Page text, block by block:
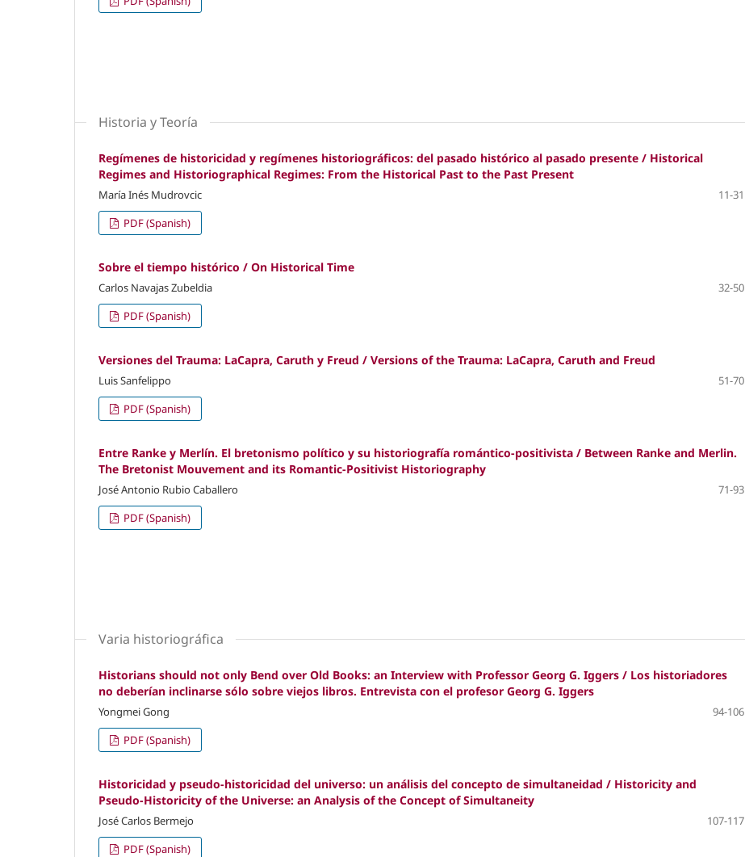
Historia y Teoría
Regímenes de historicidad y regímenes historiográficos: del pasado histórico al pasado presente / Historical
Regimes and Historiographical Regimes: From the Historical Past to the Past Present
María Inés Mudrovcic
11-31
PDF (Spanish)
Sobre el tiempo histórico / On Historical Time
Carlos Navajas Zubeldia
32-50
PDF (Spanish)
Versiones del Trauma: LaCapra, Caruth y Freud / Versions of the Trauma: LaCapra, Caruth and Freud
Luis Sanfelippo
51-70
PDF (Spanish)
Entre Ranke y Merlín. El bretonismo político y su historiografía romántico-positivista / Between Ranke and Merlin.
The Bretonist Mouvement and its Romantic-Positivist Historiography
José Antonio Rubio Caballero
71-93
PDF (Spanish)
Varia historiográfica
Historians should not only Bend over Old Books: an Interview with Professor Georg G. Iggers / Los historiadores
no deberían inclinarse sólo sobre viejos libros. Entrevista con el profesor Georg G. Iggers
Yongmei Gong
94-106
PDF (Spanish)
Historicidad y pseudo-historicidad del universo: un análisis del concepto de simultaneidad / Historicity and
Pseudo-Historicity of the Universe: an Analysis of the Concept of Simultaneity
José Carlos Bermejo
107-117
PDF (Spanish)